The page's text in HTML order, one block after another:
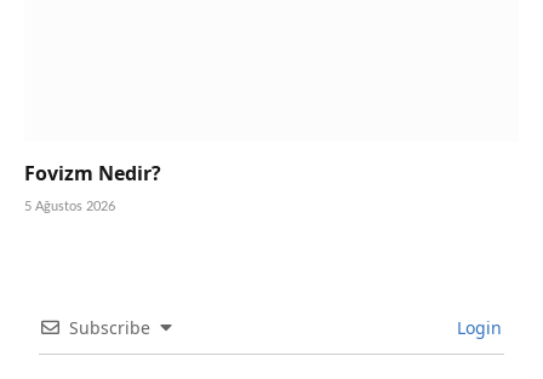
Fovizm Nedir?
5 Ağustos 2026
Subscribe Login